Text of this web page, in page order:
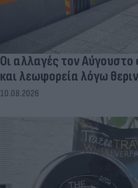
Οι αλλαγές τον
και λεωφορεία λόγω
10.08.2026